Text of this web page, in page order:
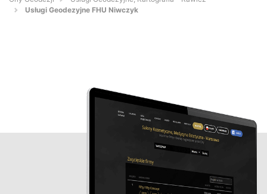
Usługi Geodezyjne FHU Niwczyk